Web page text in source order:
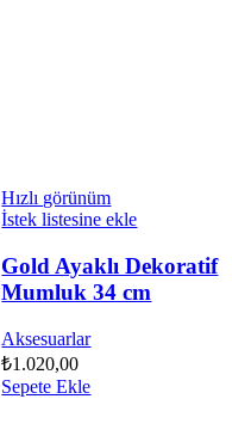
Hızlı görünüm
İstek listesine ekle
Gold Ayaklı Dekoratif
Mumluk 34 cm
Aksesuarlar
₺1.020,00
Sepete Ekle